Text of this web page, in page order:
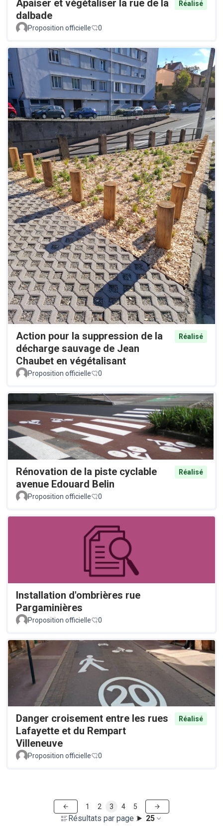
Apaiser et végétaliser la rue de la
dalbade
Réalisé
Proposition officielle 0
Action pour la suppression de la
décharge sauvage de Jean
Chaubet en végétalisant
Réalisé
Proposition officielle 0
Rénovation de la piste cyclable
avenue Edouard Belin
Réalisé
Proposition officielle 0
Installation d'ombrières rue
Pargaminières
Proposition officielle 0
Danger croisement entre les rues
Lafayette et du Rempart
Villeneuve
Réalisé
Proposition officielle 0
Résultats par page : 25
1 2 3 4 5